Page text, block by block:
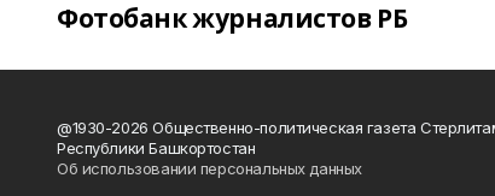
Фотобанк журналистов РБ
@1930-2026 Общественно-политическая газета
Республики Башкортостан
Об использовании персональных данных